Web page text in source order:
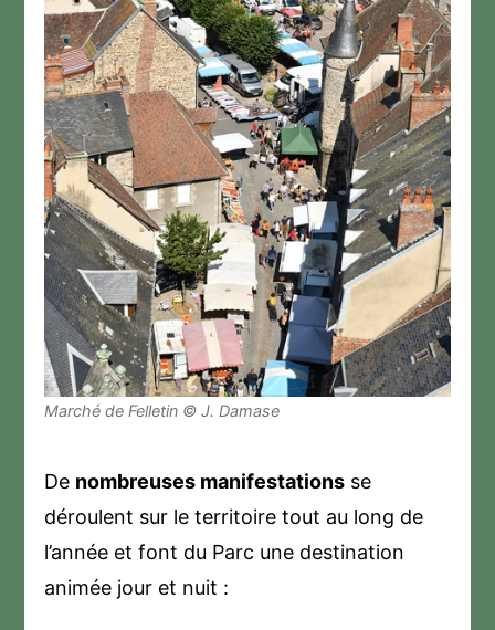
Marché de Felletin © J. Damase
De nombreuses manifestations se
déroulent sur le territoire tout au long de
l’année et font du Parc une destination
animée jour et nuit :